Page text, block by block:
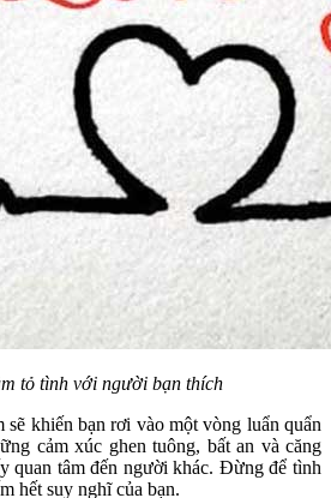
tỏ tình với người bạn thích
khiến bạn rơi vào một vòng luẩn quẩn
cảm xúc ghen tuông, bất an và căng
quan tâm đến người khác. Đừng để tình
hết suy nghĩ của bạn.